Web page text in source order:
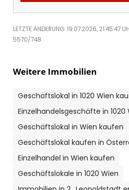
LETZTE ÄNDERUNG: 19.07.2026, 21:45:47
5570/748
Weitere Immobilien
Geschäftslokal in 1020 Wien
Einzelhandelsgeschäfte in 1020
Geschäftslokal in Wien kaufen
Geschäftslokal kaufen in
Einzelhandel in Wien kaufen
Geschäftslokale in 1020 Wien